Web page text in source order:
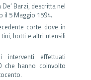
Barzi, descritta nel
il 5 Maggio 1594.
corte dove in
botti e altri utensili
interventi effettuati
che hanno coinvolto